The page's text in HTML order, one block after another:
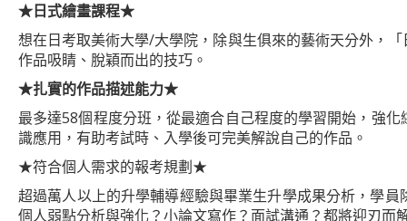
★日式繪畫課程★
想在日考取美術大學/大學院，除與生俱來的藝術天分外，
作品吸睛、脫穎而出的技巧。
★扎實的作品描述能力★
最多達58個程度分班，從最適合自己程度的學習開始，強
識應用，有助考試時、入學後可完美解說自己的作品。
★符合個人需求的報考規劃★
超過萬人以上的升學輔導經驗與畢業生升學成果分析，學
個人弱點分析與強化？小論文寫作？面試溝通？都將迎刃而